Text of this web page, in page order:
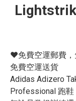
❤️免費空運郵費，
免費空運送貨
Adidas Adizero
Professional 跑鞋